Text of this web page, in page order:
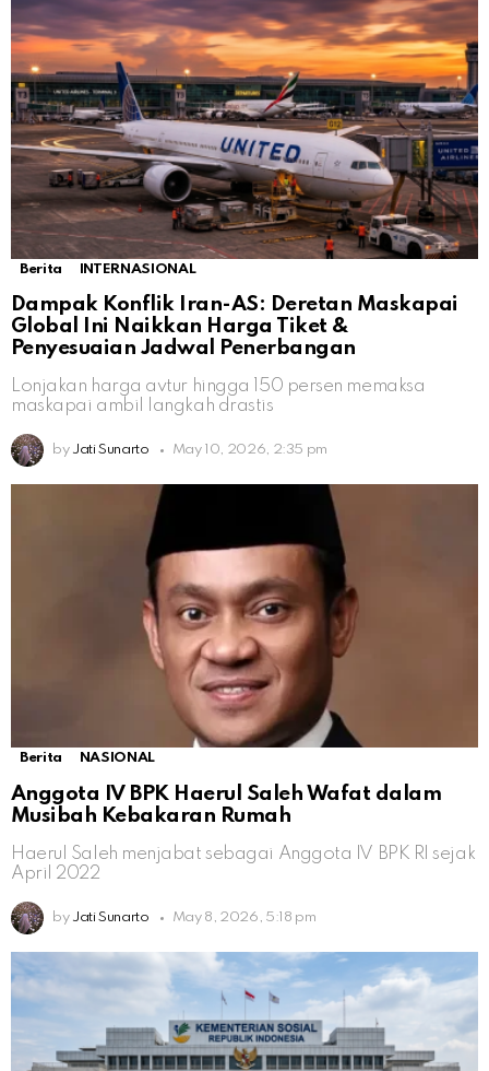
Berita INTERNASIONAL
Dampak Konflik Iran-AS: Deretan Maskapai
Global Ini Naikkan Harga Tiket &
Penyesuaian Jadwal Penerbangan
Lonjakan harga avtur hingga 150 persen memaksa
maskapai ambil langkah drastis
by Jati Sunarto May 10, 2026, 2:35 pm
Berita NASIONAL
Anggota IV BPK Haerul Saleh Wafat dalam
Musibah Kebakaran Rumah
Haerul Saleh menjabat sebagai Anggota IV BPK RI sejak
April 2022
by Jati Sunarto May 8, 2026, 5:18 pm